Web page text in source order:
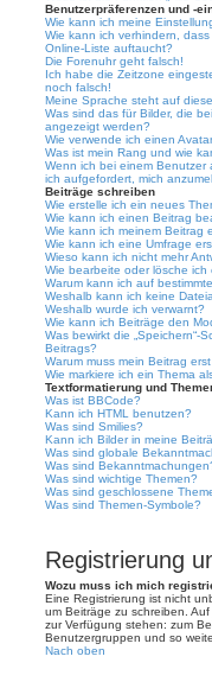
Benutzerpräferenzen und -
Wie kann ich meine
Wie kann ich verhindern,
Online-Liste auftaucht?
Die Forenuhr geht falsch!
Ich habe die Zeitzone
noch falsch!
Meine Sprache steht auf
Was sind das für Bilder, die
angezeigt werden?
Wie verwende ich einen
Was ist mein Rang und wie
Wenn ich bei einem Benutzer
ich aufgefordert, mich
Beiträge schreiben
Wie erstelle ich ein neues
Wie kann ich einen Beitrag
Wie kann ich meinem Beitrag
Wie kann ich eine Umfrage
Wieso kann ich nicht mehr
Wie bearbeite oder lösche ich
Warum kann ich auf
Weshalb kann ich keine
Weshalb wurde ich verwarnt?
Wie kann ich Beiträge den
Was bewirkt die „Speichern“-
Beitrags?
Warum muss mein Beitrag
Wie markiere ich ein Thema
Textformatierung und
Was ist BBCode?
Kann ich HTML benutzen?
Was sind Smilies?
Kann ich Bilder in meine
Was sind globale
Was sind
Was sind wichtige Themen?
Was sind geschlossene
Was sind Themen-Symbole?
Registrierung
Wozu muss ich mich
Eine Registrierung ist nicht
um Beiträge zu schreiben.
zur Verfügung stehen: zum
Benutzergruppen und so
Nach oben